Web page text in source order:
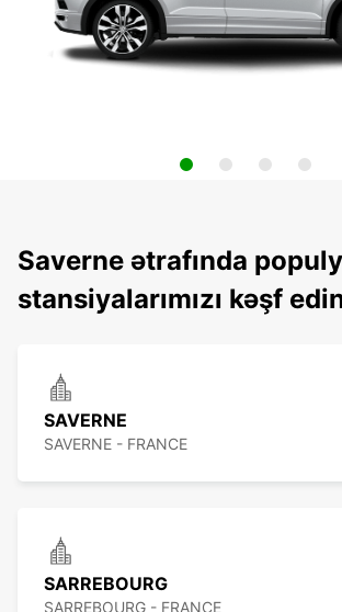
Saverne ətrafında
stansiyalarımızı kəşf
SAVERNE
SAVERNE - FRANCE
SARREBOURG
SARREBOURG - FRANCE